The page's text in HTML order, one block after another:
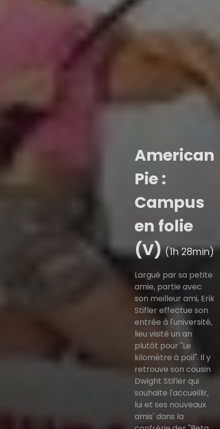
American
Pie :
Campus
en folie
(V)(1h 28min)
Largué par sa petite
amie, partie avec
son meilleur ami, Erik
Stifler effectue son
entrée à l'université,
lieu visité un an
plutôt pour "Le
kilomètre à poil". Il y
retrouve son cousin
Dwight Stifler qui
souhaite l'accueillir,
lui et ses nouveaux
amis' dans la